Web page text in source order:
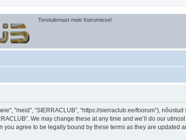
Teretulemast meie foorumisse!
"meid", “SIERRACLUB”, “https://sierraclub.ee/foorum”),
We may change these at any time and we’ll do our
you agree to be legally bound by these terms as they are updated